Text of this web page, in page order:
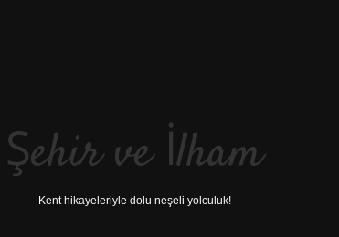
Şehir ve İlham
Kent hikayeleriyle dolu neşeli yolculuk!